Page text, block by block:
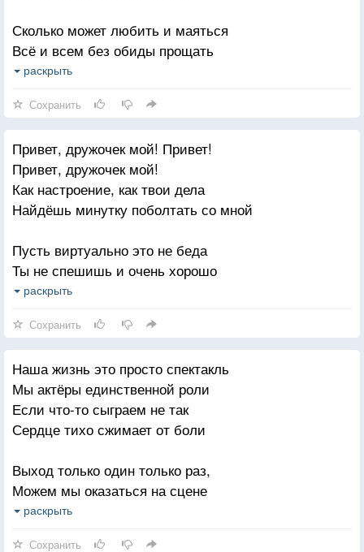
Сколько может любить и маяться
Всё и всем без обиды прощать
А потом вдруг виниться и каяться
Сколько может она надеяться,
Что и ей улыбнётся Судьба
И когда-нибудь, всё изменится
И в окошко заглянет весна
Каждой женщине Бог подарил
Просто вы их любите, пожалуйста
Он для счастья их всех сотворил.
раскрыть
Сохранить
Привет, дружочек мой! Привет!
Привет, дружочек мой!
Как настроение, как твои дела
Найдёшь минутку поболтать со мной
Пусть виртуально это не беда
Ты не спешишь и очень хорошо
Побудь подольше у меня в "гостях"
Пусть виснет всё а мы с тобой в "друзьях"
Ну, как здоровье, детки, как семья
Проблемы на работе Ты держись
Мы "Одноклассники" грустить нельзя
Ну, вот, немного душу отвели
Спасибо тебе, солнышко моё
Ах, да сейчас пошлю тебе стихи
раскрыть
Сохранить
Наша жизнь это просто спектакль
Мы актёры единственной роли
Если что-то сыграем не так
Сердце тихо сжимает от боли
Выход только один только раз,
Можем мы оказаться на сцене
Нет повтора для роли у нас
раскрыть
Сохранить